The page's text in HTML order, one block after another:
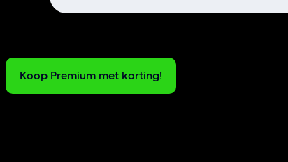
Koop Premium met korting!